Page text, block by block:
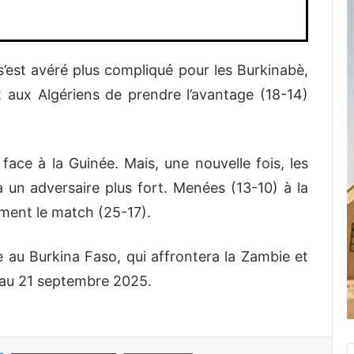
avéré plus compliqué pour les Burkinabè,
Algériens de prendre l’avantage (18-14)
à la Guinée. Mais, une nouvelle fois, les
adversaire plus fort. Menées (13-10) à la
le match (25-17).
Burkina Faso, qui affrontera la Zambie et
21 septembre 2025.